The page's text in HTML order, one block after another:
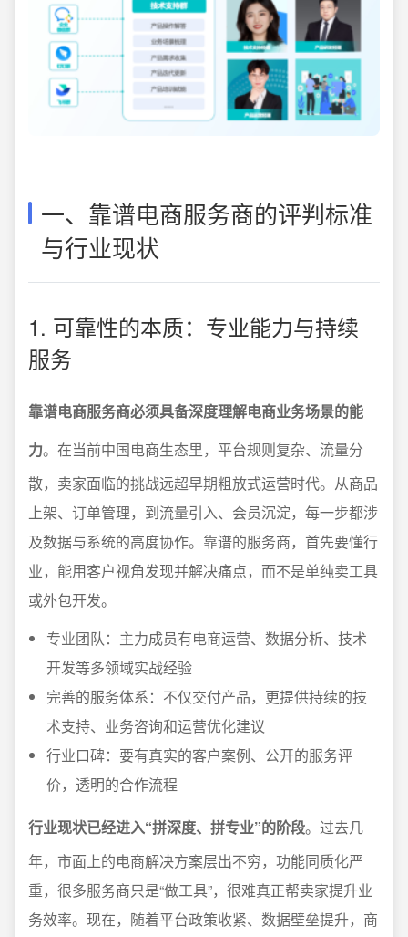
一、靠谱电商服务商的评判标准
与行业现状
1. 可靠性的本质：专业能力与持续
服务
靠谱电商服务商必须具备深度理解电商业务场景的能
力。在当前中国电商生态里，平台规则复杂、流量分
散，卖家面临的挑战远超早期粗放式运营时代。从商品
上架、订单管理，到流量引入、会员沉淀，每一步都涉
及数据与系统的高度协作。靠谱的服务商，首先要懂行
业，能用客户视角发现并解决痛点，而不是单纯卖工具
或外包开发。
专业团队：主力成员有电商运营、数据分析、技术
开发等多领域实战经验
完善的服务体系：不仅交付产品，更提供持续的技
术支持、业务咨询和运营优化建议
行业口碑：要有真实的客户案例、公开的服务评
价，透明的合作流程
行业现状已经进入“拼深度、拼专业”的阶段。过去几
年，市面上的电商解决方案层出不穷，功能同质化严
重，很多服务商只是“做工具”，很难真正帮卖家提升业
务效率。现在，随着平台政策收紧、数据壁垒提升，商